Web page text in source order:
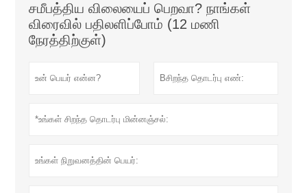
சமீபத்திய விலையைப் பெறவா? நாங்கள்
விரைவில் பதிலளிப்போம் (12 மணி
நேரத்திற்குள்)